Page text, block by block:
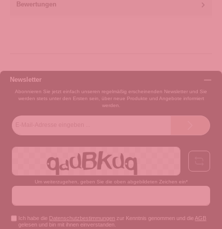
Bewertungen
Newsletter
Abonnieren Sie jetzt einfach unseren regelmäßig erscheinenden Newsletter und Sie
werden stets unter den Ersten sein, über neue Produkte und Angebote informiert
werden.
Um weiterzugehen, geben Sie die oben abgebildeten Zeichen ein*
Ich habe die Datenschutzbestimmungen zur Kenntnis genommen und die AGB
gelesen und bin mit ihnen einverstanden.